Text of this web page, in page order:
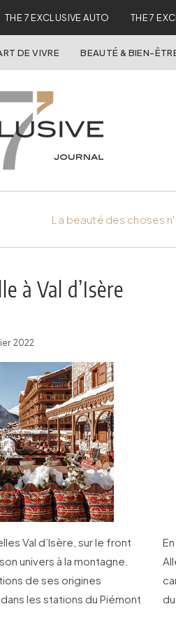
THE 7 EXCLUSIVE AUTO THE 7
DE VIVRE BEAUTÉ & BIEN-
La beauté des choses
à Val d’Isère
2022
Val d’Isère, sur le front
univers à la montagne.
de ses origines
les stations du Piémont